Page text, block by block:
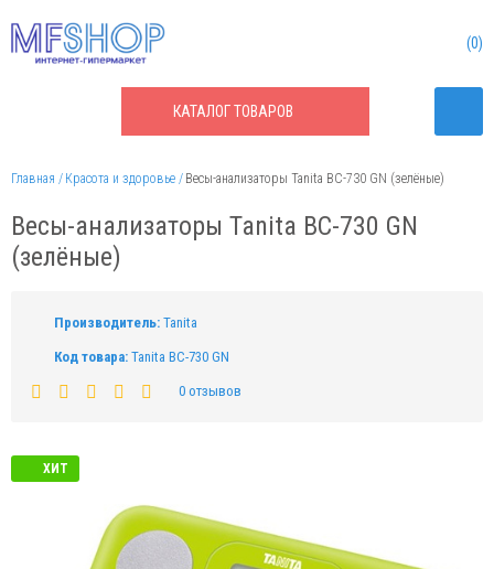
КАТАЛОГТОВАРОВ
0
Главная Красота и здоровье Весы-анализаторы Tanita ВС-730 GN (зелёные)
Весы-анализаторы Tanita ВС-730 GN
(зелёные)
Производитель: Tanita
Код товара: Tanita ВС-730 GN
0 отзывов
ХИТ